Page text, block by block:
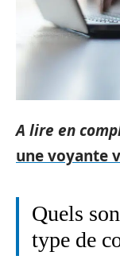
A lire en
une voyante
Quels
type de